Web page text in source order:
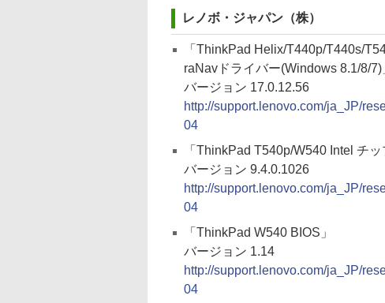
レノボ・ジャパン（株）
「ThinkPad Helix/T440p/T440s/
raNavドライバー(Windows 8.1/8/7)
バージョン 17.0.12.56
http://support.lenovo.com/ja_JP/
04
「ThinkPad T540p/W540 Intel チ
バージョン 9.4.0.1026
http://support.lenovo.com/ja_JP/
04
「ThinkPad W540 BIOS」
バージョン 1.14
http://support.lenovo.com/ja_JP/
04